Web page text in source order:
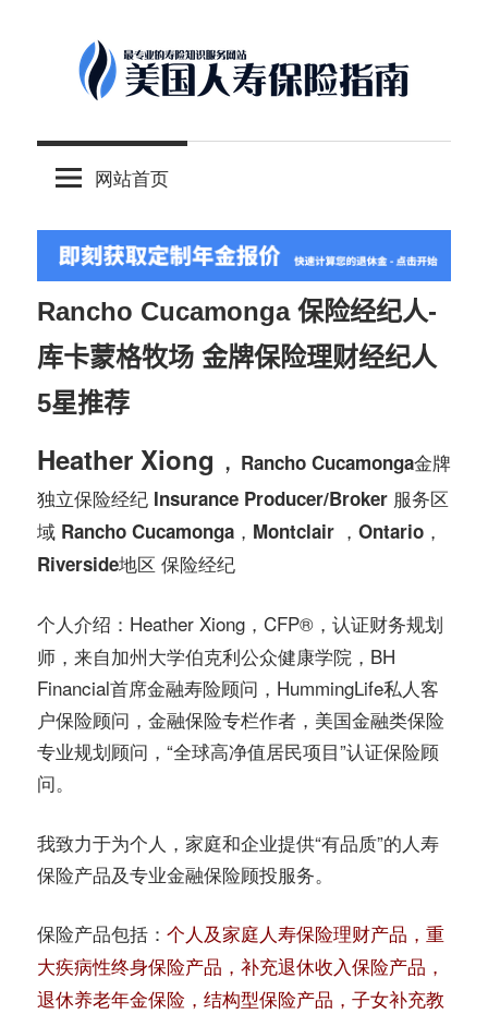
content
美
人
寿
保
险
指
南
©️
最
国
险
理
服
务
社
区
网站首页
Rancho Cucamonga 保险经纪人-
库卡蒙格牧场 金牌保险理财经纪人
5星推荐
Heather Xiong， Rancho Cucamonga金牌
独立保险经纪 Insurance Producer/Broker 服务区
域 Rancho Cucamonga， Montclair ，Ontario，
Riverside地区 保险经纪
个人介绍： Heather Xiong，CFP®️，认证财务规划
师，来自加州大学伯克利公众健康学院，BH
Financial首席金融寿险顾问，HummingLife私人客
户保险顾问，金融保险专栏作者，美国金融类保险
专业规划顾问，“全球高净值居民项目”认证保险顾
问。
我致力于为个人，家庭和企业提供“有品质”的人寿
保险产品及专业金融保险顾投服务。
保险产品包括： 个人及家庭人寿保险理财产品，重
大疾病性终身保险产品，补充退休收入保险产品，
退休养老年金保险，结构型保险产品，子女补充教